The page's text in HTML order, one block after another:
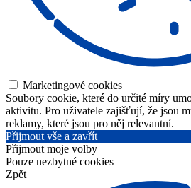
Marketingové cookies
Soubory cookie, které do určité míry
aktivitu. Pro uživatele zajišťují, že jsou
reklamy, které jsou pro něj relevantní.
Přijmout vše a zavřít
Přijmout moje volby
Pouze nezbytné cookies
Zpět